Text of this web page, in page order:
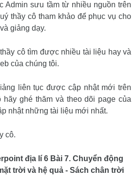
Admin sưu tầm từ nhiều nguồn trên
thầy cô tham khảo để phục vụ cho
giảng dạy.
cô tìm được nhiều tài liệu hay và
của chúng tôi.
liên tục được cập nhật mới trên
hãy ghé thăm và theo dõi page của
nhật những tài liệu mới nhất.
cô.
địa lí 6 Bài 7. Chuyển động
trời và hệ quả - Sách chân trời